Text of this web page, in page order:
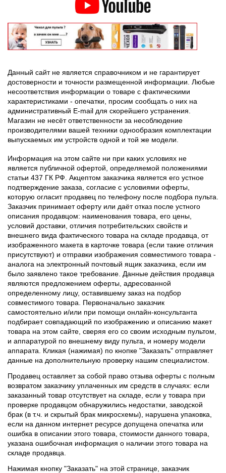
Данный сайт не является справочником и не гарантирует
достоверности и точности размещенной информации. Любые
несоответствия информации о товаре с фактическими
характеристиками - опечатки, просим сообщать о них на
административный E-mail для скорейшего устранения.
Магазин не несёт ответственности за несоблюдение
производителями вашей техники однообразия комплектации
выпускаемых им устройств одной и той же модели.
Информация на этом сайте ни при каких условиях не
является публичной офертой, определяемой положениями
статьи 437 ГК РФ. Акцептом заказчика является его устное
подтверждение заказа, согласие с условиями оферты,
которую огласит продавец по телефону после подбора пульта.
Заказчик принимает оферту или даёт отказ после устного
описания продавцом: наименования товара, его цены,
условий доставки, отличия потребительских свойств и
внешнего вида фактического товара на складе продавца, от
изображенного макета в карточке товара (если такие отличия
присутствуют) и отправки изображения совместимого товара -
аналога на электронный почтовый ящик заказчика, если им
было заявлено такое требование. Данные действия продавца
являются предложением оферты, адресованной
определенному лицу, оставившему заказ на подбор
совместимого товара. Первоначально заказчик
самостоятельно и/или при помощи онлайн-консультанта
подбирает совпадающий по изображению и описанию макет
товара на этом сайте, сверяя его со своим исходным пультом,
и аппаратурой по внешнему виду пульта, и номеру модели
аппарата. Кликая (нажимая) по кнопке "Заказать" отправляет
данные на дополнительную проверку нашим специалистом.
Продавец оставляет за собой право отзыва оферты с полным
возвратом заказчику уплаченных им средств в случаях: если
заказанный товар отсутствует на складе, если у товара при
проверке продавцом обнаружились недостатки, заводской
брак (в т.ч. и скрытый брак микросхемы), нарушена упаковка,
если на данном интернет ресурсе допущена опечатка или
ошибка в описании этого товара, стоимости данного товара,
указана ошибочная информация о наличии этого товара на
складе продавца.
Нажимая кнопку "Заказать" на этой странице, заказчик